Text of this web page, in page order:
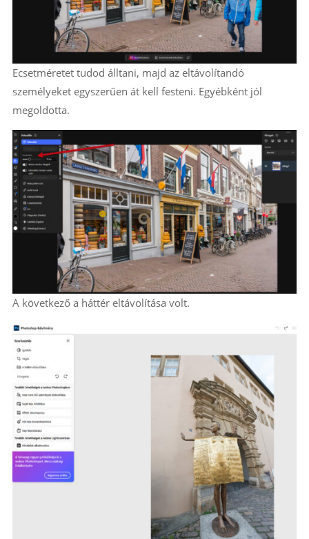
Ecsetméretet tudod álltani, majd az eltávolítandó
személyeket egyszerűen át kell festeni. Egyébként jól
megoldotta.
A következő a háttér eltávolítása volt.